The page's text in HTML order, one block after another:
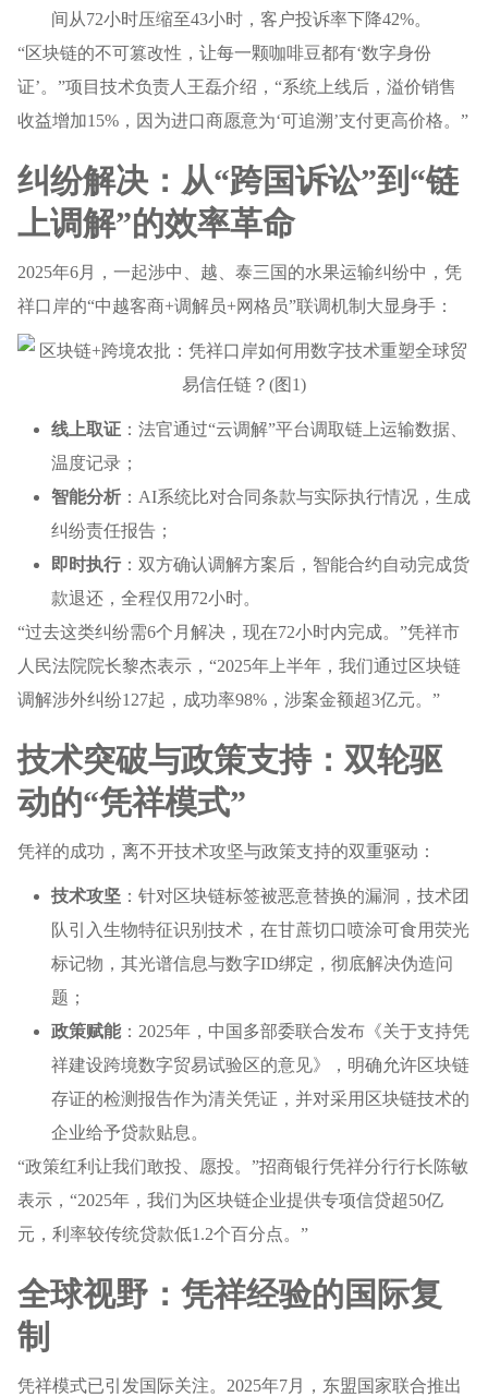
间从72小时压缩至43小时，客户投诉率下降42%。
“区块链的不可篡改性，让每一颗咖啡豆都有‘数字身份
证’。”项目技术负责人王磊介绍，“系统上线后，溢价销售
收益增加15%，因为进口商愿意为‘可追溯’支付更高价格。”
纠纷解决：从“跨国诉讼”到“链
上调解”的效率革命
2025年6月，一起涉中、越、泰三国的水果运输纠纷中，凭
祥口岸的“中越客商+调解员+网格员”联调机制大显身手：
线上取证 ：法官通过“云调解”平台调取链上运输数据、
温度记录；
智能分析 ：AI系统比对合同条款与实际执行情况，生成
纠纷责任报告；
即时执行 ：双方确认调解方案后，智能合约自动完成货
款退还，全程仅用72小时。
“过去这类纠纷需6个月解决，现在72小时内完成。”凭祥市
人民法院院长黎杰表示，“2025年上半年，我们通过区块链
调解涉外纠纷127起，成功率98%，涉案金额超3亿元。”
技术突破与政策支持：双轮驱
动的“凭祥模式”
凭祥的成功，离不开技术攻坚与政策支持的双重驱动：
技术攻坚 ：针对区块链标签被恶意替换的漏洞，技术团
队引入生物特征识别技术，在甘蔗切口喷涂可食用荧光
标记物，其光谱信息与数字ID绑定，彻底解决伪造问
题；
政策赋能：2025年，中国多部委联合发布《关于支持凭
祥建设跨境数字贸易试验区的意见》，明确允许区块链
存证的检测报告作为清关凭证，并对采用区块链技术的
企业给予贷款贴息。
“政策红利让我们敢投、愿投。”招商银行凭祥分行行长陈敏
表示，“2025年，我们为区块链企业提供专项信贷超50亿
元，利率较传统贷款低1.2个百分点。”
全球视野：凭祥经验的国际复
制
凭祥模式已引发国际关注。2025年7月，东盟国家联合推出